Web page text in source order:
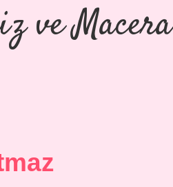
ve Macera